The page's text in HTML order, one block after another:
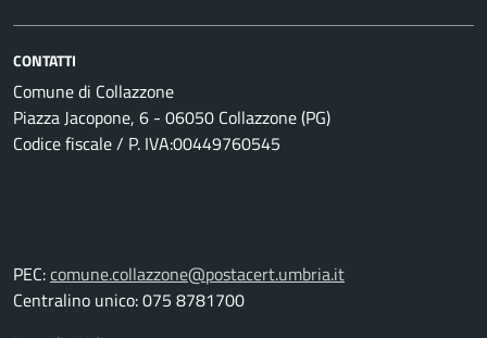
CONTATTI
Comune di Collazzone
Piazza Jacopone, 6 - 06050 Collazzone (PG)
Codice fiscale / P. IVA:00449760545
PEC:comune.collazzone@postacert.umbria.it
Centralino unico: 075 8781700